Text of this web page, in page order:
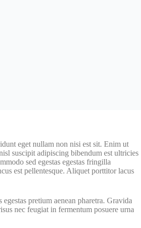
eget nullam non nisi est sit. Enim ut
suscipit adipiscing bibendum est ultricies
sed egestas egestas fringilla
est pellentesque. Aliquet porttitor lacus
pretium aenean pharetra. Gravida
nec feugiat in fermentum posuere urna